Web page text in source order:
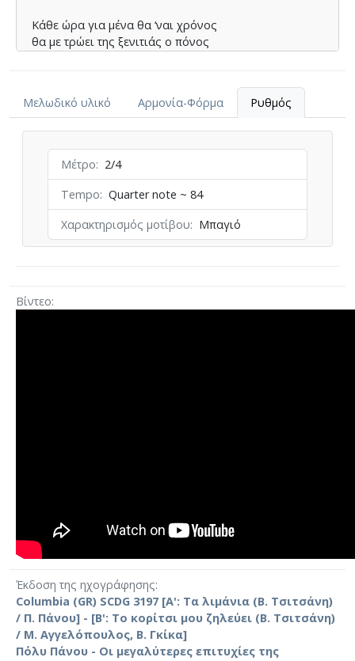
Κάθε ώρα για µένα θα ‘ναι χρόνος
θα µε τρώει της ξενιτιάς ο πόνος
Μελωδικό υλικό Αρμονία-Φόρμα Ρυθμός
Μέτρο
2/4
Tempo
Quarter note ~ 84
Χαρακτηρισμός μοτίβου
Μπαγιό
Βίντεο
Έκδοση της ηχογράφησης
Columbia (GR) SCDG 3197 [Α': Τα λιμάνια (Β. Τσιτσάνη)
/ Π. Πάνου] - [Β': Το κορίτσι μου ζηλεύει (Β. Τσιτσάνη)
/ Μ. Αγγελόπουλος, Β. Γκίκα]
Πόλυ Πάνου - Οι μεγαλύτερες επιτυχίες της